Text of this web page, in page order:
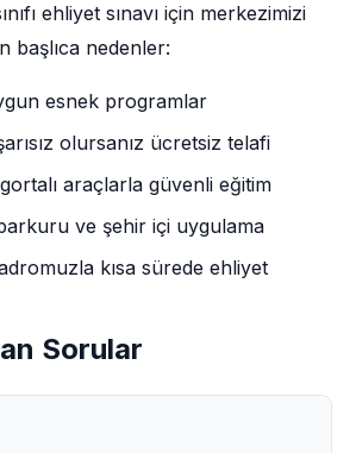
ehliyet sınavı için merkezimizi
başlıca nedenler:
esnek programlar
olursanız ücretsiz telafi
araçlarla güvenli eğitim
ve şehir içi uygulama
kısa sürede ehliyet
Sorular